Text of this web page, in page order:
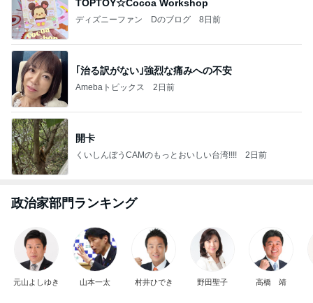
TOPTOY☆Cocoa Workshop
ディズニーファン Dのブログ 8日前
｢治る訳がない｣強烈な痛みへの不安
Amebaトピックス 2日前
開卡
くいしんぼうCAMのもっとおいしい台湾!!!! 2日前
政治家部門ランキング
元山よしゆき 山本一太 村井ひでき 野田聖子 高橋 靖